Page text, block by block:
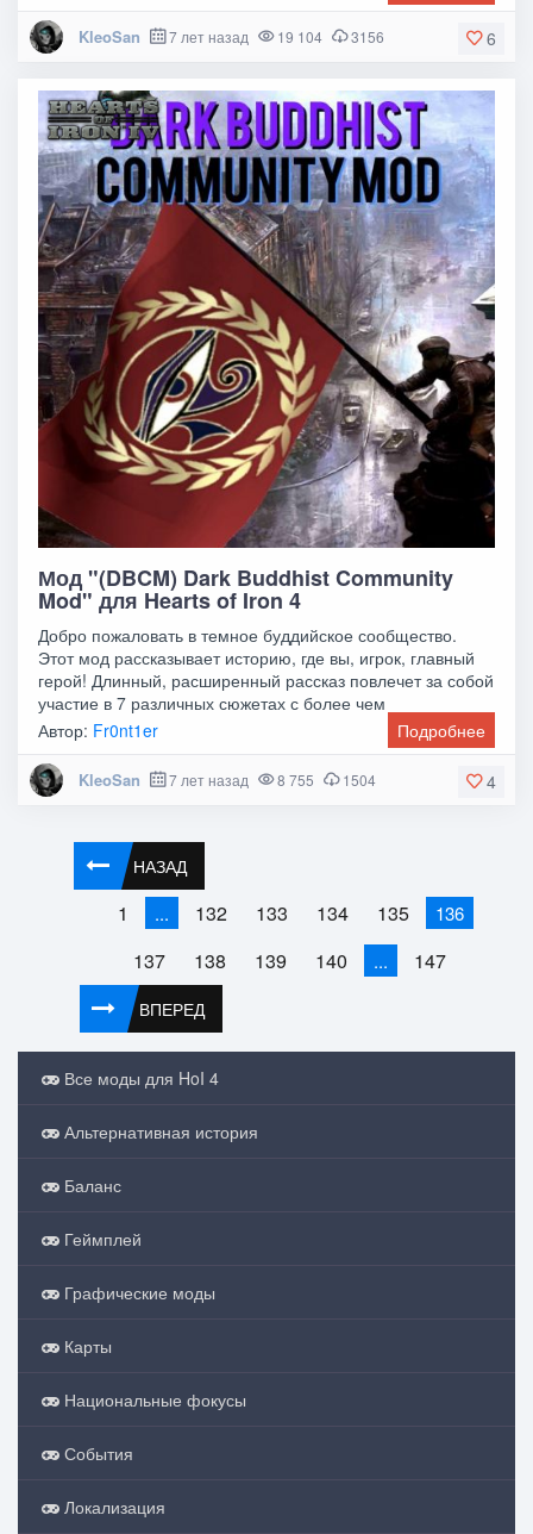
6
KleoSan 7 лет назад 19 104 3156
Мод "(DBCM) Dark Buddhist Community
Mod" для Hearts of Iron 4
Добро пожаловать в темное буддийское сообщество.
Этот мод рассказывает историю, где вы, игрок, главный
герой! Длинный, расширенный рассказ повлечет за собой
участие в 7 различных сюжетах с более чем
Автор: Fr0nt1er Подробнее
4
KleoSan 7 лет назад 8 755 1504
НАЗАД
1 ... 132 133 134 135 136
137 138 139 140 ... 147
ВПЕРЕД
Все моды для HoI 4
Альтернативная история
Баланс
Геймплей
Графические моды
Карты
Национальные фокусы
События
Локализация